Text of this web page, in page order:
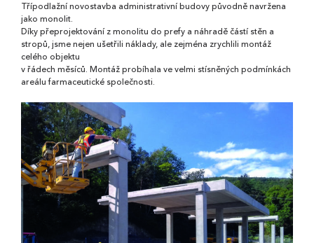
Třípodlažní novostavba administrativní budovy původně navržena
jako monolit.
Díky přeprojektování z monolitu do prefy a náhradě částí stěn a
stropů, jsme nejen ušetřili náklady, ale zejména zrychlili montáž
celého objektu
v řádech měsíců. Montáž probíhala ve velmi stísněných podmínkách
areálu farmaceutické společnosti.